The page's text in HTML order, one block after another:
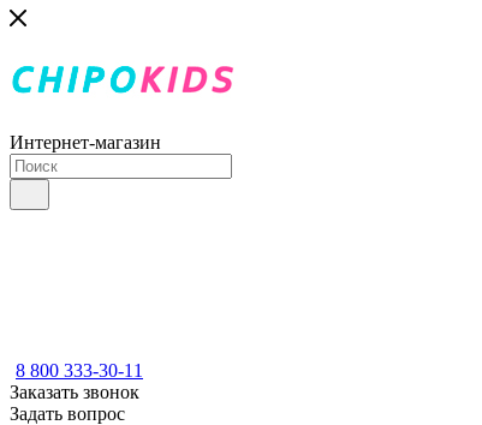
Интернет-магазин
8 800 333-30-11
Заказать звонок
Задать вопрос